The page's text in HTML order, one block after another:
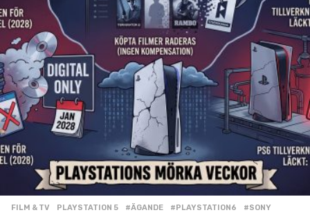
FILM & TV ,PLAYSTATION 5 #ÄGANDE ,#PLAYSTATION6 ,#SONY